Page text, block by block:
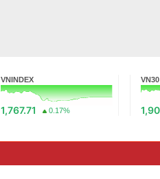
VNINDEX
1,767.71 0.17%
VN30